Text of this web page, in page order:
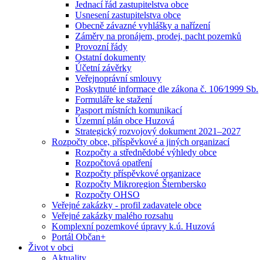
Jednací řád zastupitelstva obce
Usnesení zastupitelstva obce
Obecně závazné vyhlášky a nařízení
Záměry na pronájem, prodej, pacht pozemků
Provozní řády
Ostatní dokumenty
Účetní závěrky
Veřejnoprávní smlouvy
Poskytnuté informace dle zákona č. 106⁄1999 Sb.
Formuláře ke stažení
Pasport místních komunikací
Územní plán obce Huzová
Strategický rozvojový dokument 2021–2027
Rozpočty obce, příspěvkové a jiných organizací
Rozpočty a střednědobé výhledy obce
Rozpočtová opatření
Rozpočty příspěvkové organizace
Rozpočty Mikroregion Šternbersko
Rozpočty OHSO
Veřejné zakázky - profil zadavatele obce
Veřejné zakázky malého rozsahu
Komplexní pozemkové úpravy k.ú. Huzová
Portál Občan+
Život v obci
Aktuality